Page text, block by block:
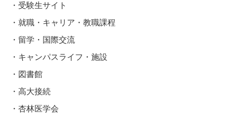
受験生サイト
就職・キャリア・教職課程
留学・国際交流
キャンパスライフ・施設
図書館
高大接続
杏林医学会